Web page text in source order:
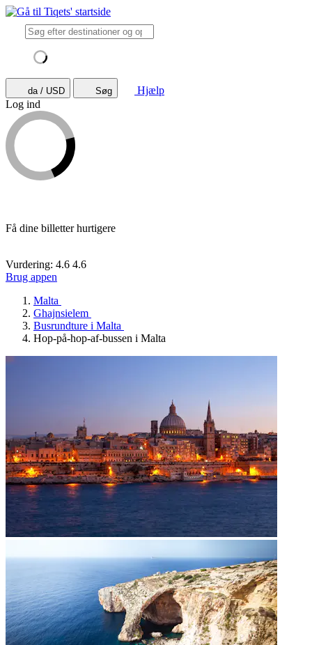
da / USD Søg
Hjælp
Log ind
Få dine billetter hurtigere
Vurdering: 4.6 4.6
Brug appen
Malta
Ghajnsielem
Busrundture i Malta
Hop-på-hop-af-bussen i Malta